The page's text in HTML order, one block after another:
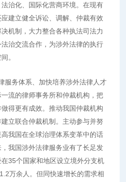
治化、国际化营商环境。在现有
建立健全诉讼、调解、仲裁有效
机制，大力整合各种执法司法力
治交流合作，为涉外法律的执行
。
服务体系、加快培养涉外法律人才
流的律师事务所和仲裁机构，把
得更有成效。推动我国仲裁机构
立联合仲裁机制。主动参与并努
我国在全球治理体系变革中的话
我国涉外法律服务业有了长足发
35个国家和地区设立境外分支机
万余人。但同快速增长的需求相